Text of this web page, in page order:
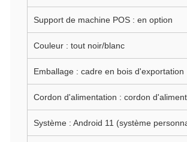
Support de machine POS : en option
Couleur : tout noir/blanc
Emballage : cadre en bois d'exportation
Cordon d'alimentation : cordon
Système : Android 11 (système